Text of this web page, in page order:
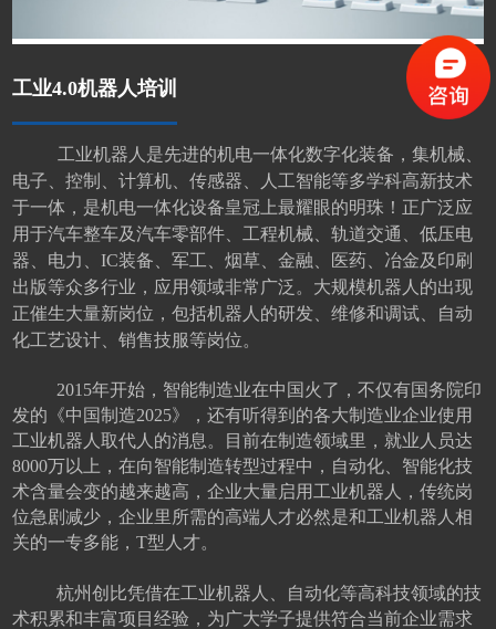
工业4.0机器人培训
工业机器人是先进的机电一体化数字化装备，集机械、
电子、控制、计算机、传感器、人工智能等多学科高新技术
于一体，是机电一体化设备皇冠上最耀眼的明珠！正广泛应
用于汽车整车及汽车零部件、工程机械、轨道交通、低压电
器、电力、IC装备、军工、烟草、金融、医药、冶金及印刷
出版等众多行业，应用领域非常广泛。大规模机器人的出现
正催生大量新岗位，包括机器人的研发、维修和调试、自动
化工艺设计、销售技服等岗位。
2015年开始，智能制造业在中国火了，不仅有国务院印
发的《中国制造2025》，还有听得到的各大制造业企业使用
工业机器人取代人的消息。目前在制造领域里，就业人员达
8000万以上，在向智能制造转型过程中，自动化、智能化技
术含量会变的越来越高，企业大量启用工业机器人，传统岗
位急剧减少，企业里所需的高端人才必然是和工业机器人相
关的一专多能，T型人才。
杭州创比凭借在工业机器人、自动化等高科技领域的技
术积累和丰富项目经验，为广大学子提供符合当前企业需求